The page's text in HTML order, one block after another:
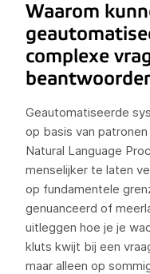
Waarom
complexe
Geautomatiseerde
op basis van
Natural Language
menselijker te laten
op fundamentele
genuanceerd of
uitleggen hoe je je
kluts kwijt bij een
maar alleen op